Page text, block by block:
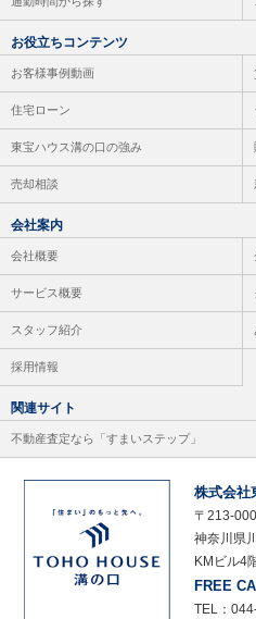
お役立ちコンテンツ
お客様事例動画
住宅ローン
東宝ハウス溝の口の強み
売却相談
会社案内
会社概要
サービス概要
スタッフ紹介
採用情報
関連サイト
不動産査定なら「すまいステップ」
株式会社
〒213-
神奈川県
KMビル4
FREE
TEL：